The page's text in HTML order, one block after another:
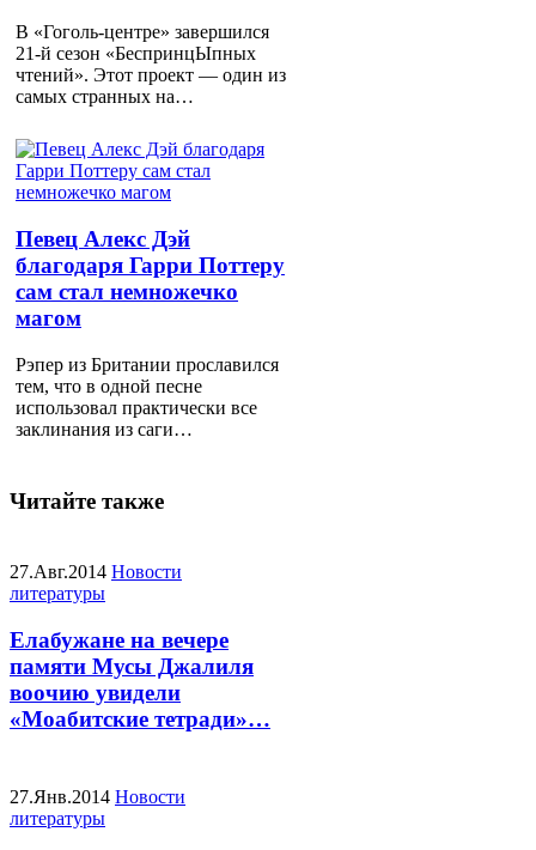
В «Гоголь-центре» завершился
21-й сезон «БеспринцЫпных
чтений». Этот проект — один из
самых странных на…
Певец Алекс Дэй
благодаря Гарри Поттеру
сам стал немножечко
магом
Рэпер из Британии прославился
тем, что в одной песне
использовал практически все
заклинания из саги…
Читайте также
27.Авг.2014 Новости
литературы
Елабужане на вечере
памяти Мусы Джалиля
воочию увидели
«Моабитские тетради»…
27.Янв.2014 Новости
литературы